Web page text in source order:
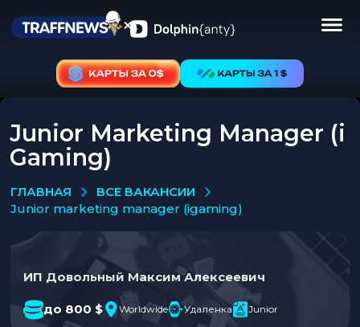
Junior Marketing Manager (i
Gaming)
ГЛАВНАЯ
ВСЕ ВАКАНСИИ
junior marketing manager (igaming)
ИП Довольный Максим Алексеевич
до 800 $ Worldwide Удаленка Junior